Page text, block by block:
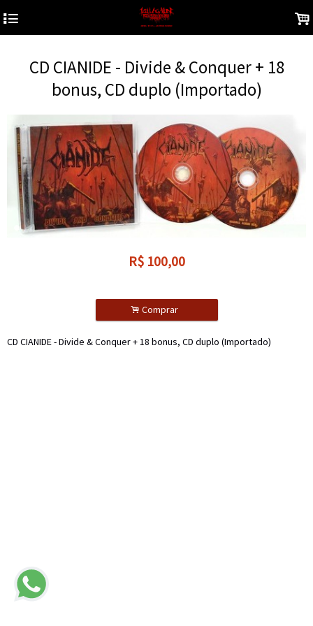
4 .
CD CIANIDE - Divide & Conquer + 18
bonus, CD duplo (Importado)
R$ 100,00
. Comprar
CD CIANIDE - Divide & Conquer + 18 bonus, CD duplo (Importado)